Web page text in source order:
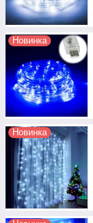
Новинка
Новинка